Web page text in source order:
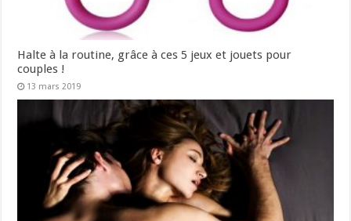
Halte à la routine, grâce à ces 5 jeux et jouets pour
couples !
13 mars 2019